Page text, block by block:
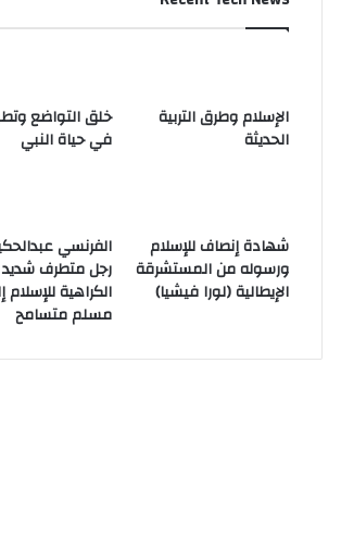
الإسلام وطرق التربية
الحديثة
خلق التواضع
في حياة النبي
شهادة إنصاف للإسلام
ورسوله من المستشرقة
الإيطالية (لورا فيشيا)
الفرنسي
رجل متطرف شديد
الكراهية للإسلام
مسلم متسامح